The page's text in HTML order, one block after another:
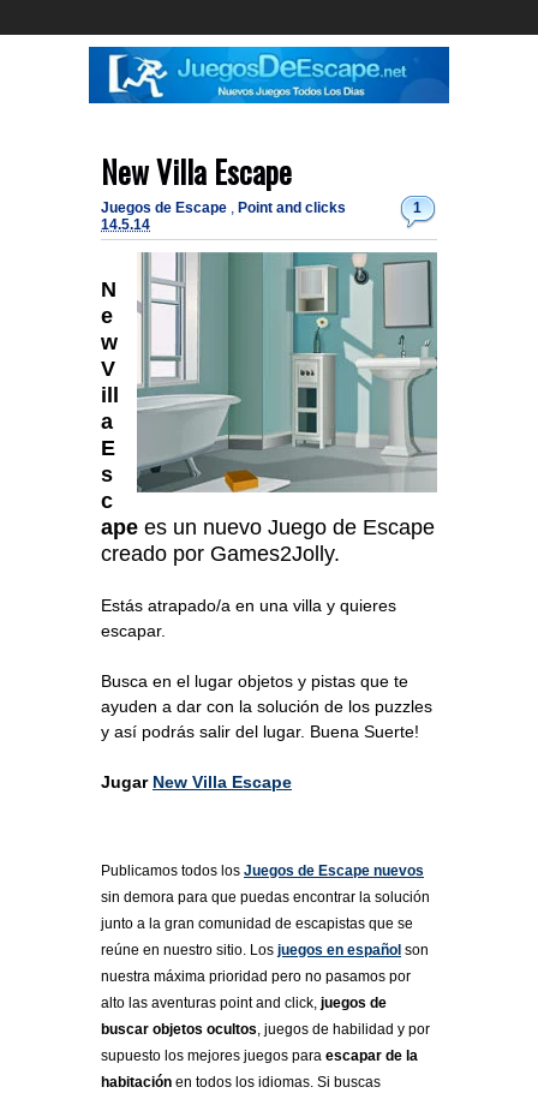
New Villa Escape
1
Juegos de Escape , Point and clicks
14.5.14
N
e
w
V
ill
a
E
s
c
ape es un nuevo Juego de Escape
creado por Games2Jolly.
Estás atrapado/a en una villa y quieres
escapar.
Busca en el lugar objetos y pistas que te
ayuden a dar con la solución de los puzzles
y así podrás salir del lugar. Buena Suerte!
Jugar New Villa Escape
Publicamos todos los Juegos de Escape nuevos
sin demora para que puedas encontrar la solución
junto a la gran comunidad de escapistas que se
reúne en nuestro sitio. Los juegos en español son
nuestra máxima prioridad pero no pasamos por
alto las aventuras point and click, juegos de
buscar objetos ocultos, juegos de habilidad y por
supuesto los mejores juegos para escapar de la
habitación en todos los idiomas. Si buscas